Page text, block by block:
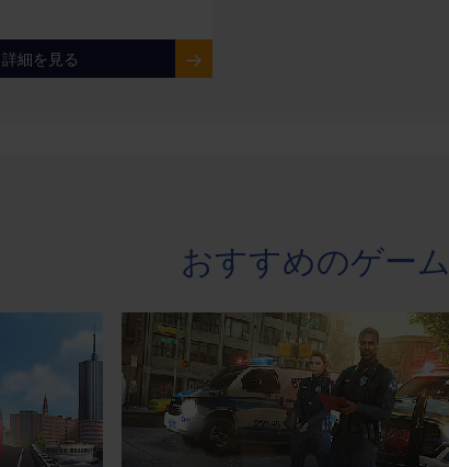
詳細を見る
おすすめのゲーム